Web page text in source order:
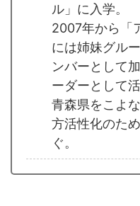
ル」に入学。
2007年から「
には姉妹グル
ンバーとして
ーダーとして活
青森県をこよ
方活性化のた
ぐ。